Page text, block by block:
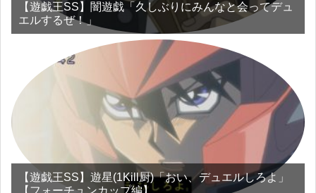
【遊戯王SS】闇遊戯「久しぶりにみんなと会ってデュ
エルするぜ！」
【遊戯王SS】遊星(1Kill厨)「おい、デュエルしろよ」
【フォーチュンカップ編】